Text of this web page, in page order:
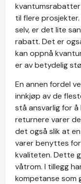
til flere
selv, er det lite
rabatt. Det er
kan oppnå
er av betydelig
En annen fordel
innkjøp av de
stå ansvarlig for
returnere varer
det også slik at
varer benyttes
kvaliteten. Dette
våtrom. I tillegg
kompetanse som